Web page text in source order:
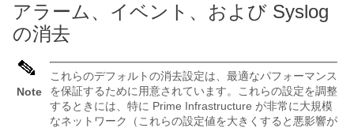
アラーム、イベント、および Syslog
の消去
Note
これらのデフォルトの消去設定は、最適なパフォーマンス
を保証するために用意されています。これらの設定を調整
するときには、特に Prime Infrastructure が非常に大規模
なネットワーク（これらの設定値を大きくすると悪影響が